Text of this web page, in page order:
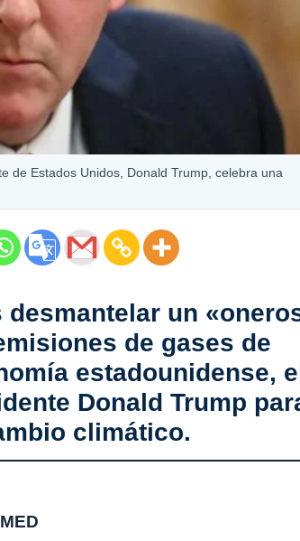
de Estados Unidos, Donald Trump, celebra una
un
de gases de
estadounidense,
Donald Trump
climático.